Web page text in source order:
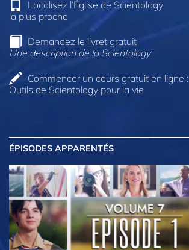
Localisez l’Église de Scientology
la plus proche
Demandez le livret gratuit
Une description de la Scientology
Commencer un cours gratuit en ligne :
Outils de Scientology pour la vie
ÉPISODES APPARENTÉS